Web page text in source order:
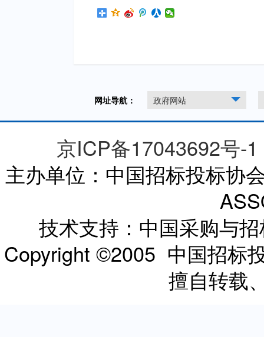
网址导航： 政府网站
京ICP备17043692号-1
主办单位：中国招标投标协
技术支持：中国采购与
Copyright ©2005 中国招标
擅自转载